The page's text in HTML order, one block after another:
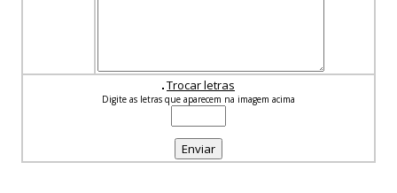
Trocar letras
Digite as letras que aparecem na imagem acima